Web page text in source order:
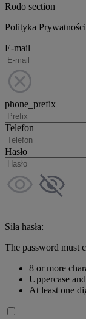
Rodo section
Polityka
E-mail
phone_prefix
Telefon
Hasło
Siła hasła:
The password must
8 or more
Uppercase
At least one